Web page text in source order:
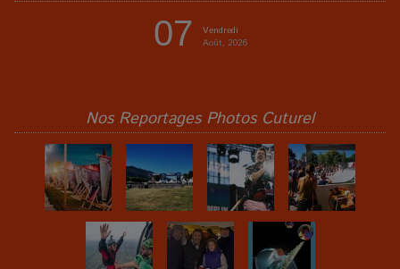
07
Vendredi
Août, 2026
Nos Reportages Photos Cuturel